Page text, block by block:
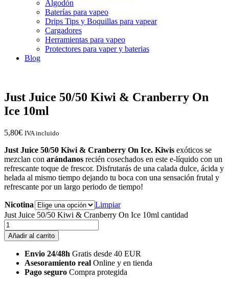
Algodón
Baterías para vapeo
Drips Tips y Boquillas para vapear
Cargadores
Herramientas para vapeo
Protectores para vaper y baterias
Blog
Just Juice 50/50 Kiwi & Cranberry On
Ice 10ml
5,80€ IVA incluido
Just Juice 50/50 Kiwi & Cranberry On Ice. Kiwis exóticos se
mezclan con arándanos recién cosechados en este e-líquido con un
refrescante toque de frescor. Disfrutarás de una calada dulce, ácida y
helada al mismo tiempo dejando tu boca con una sensación frutal y
refrescante por un largo periodo de tiempo!
Nicotina
Limpiar
Just Juice 50/50 Kiwi & Cranberry On Ice 10ml cantidad
Añadir al carrito
Envio 24/48h Gratis desde 40 EUR
Asesoramiento real Online y en tienda
Pago seguro Compra protegida